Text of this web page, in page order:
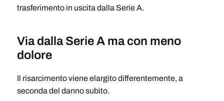
trasferimento in uscita dalla Serie A.
Via dalla Serie A ma con meno
dolore
Il risarcimento viene elargito differentemente, a
seconda del danno subìto.